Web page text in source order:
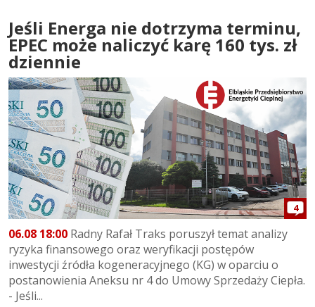
Jeśli Energa nie dotrzyma terminu,
EPEC może naliczyć karę 160 tys. zł
dziennie
4
06.08 18:00 Radny Rafał Traks poruszył temat analizy
ryzyka finansowego oraz weryfikacji postępów
inwestycji źródła kogeneracyjnego (KG) w oparciu o
postanowienia Aneksu nr 4 do Umowy Sprzedaży Ciepła.
- Jeśli...